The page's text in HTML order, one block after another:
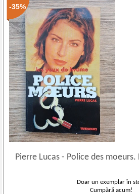
-35%
Pierre Lucas- Police des moeurs.
Doar un exemplar în
Cumpără acum!